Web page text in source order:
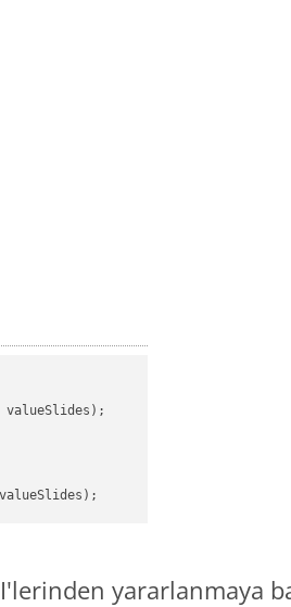
valueSlides);
yararlanmaya